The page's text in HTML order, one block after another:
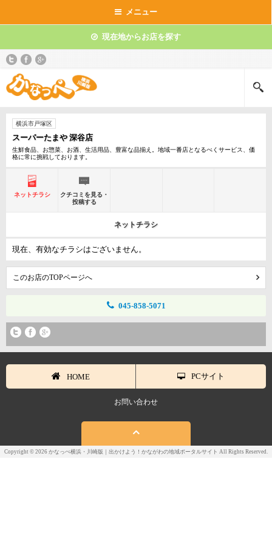
メニュー
現在地からお店を探す
横浜市戸塚区
スーパーたまや 深谷店
生鮮食品、お惣菜、お酒、生活用品、豊富な品揃え。地域一番店となるべくサービス、価
格に常に挑戦しております。
ネットチラシ
クチコミを見る・
投稿する
ネットチラシ
現在、有効なチラシはございません。
このお店のTOPページへ
045-858-5071
HOME PCサイト
お問い合わせ
Copyright © 2026 かなっぺ横浜・川崎版｜出かけよう！かながわの地域ポータルサイト All Rights Reserved.